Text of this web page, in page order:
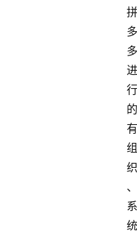
拼
多
多
进
行
的
有
组
织
、
系
统